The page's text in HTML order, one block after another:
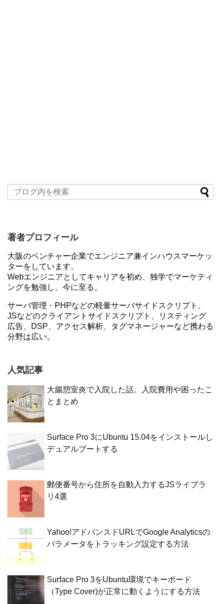
著者プロフィール
大阪のベンチャー企業でエンジニア兼インハウスマーケッ
ターをしています。
Webエンジニアとしてキャリアを初め、独学でマーケティ
ングを勉強し、今に至る。
サーバ管理・PHPなどの軽量サーバサイドスクリプト、
JSなどのクライアントサイドスクリプト、リスティング
広告、DSP、アクセス解析、タグマネージャーなど携わる
分野は広い。
人気記事
大腸憩室炎で入院した話。入院費用や困ったこ
とまとめ
Surface Pro 3にUbuntu 15.04をインストールし
デュアルブートする
郵便番号から住所を自動入力するJSライブラ
リ4選
Yahoo!アドバンスドURLでGoogle Analyticsの
パラメータをトラッキング設定する方法
Surface Pro 3をUbuntu環境でキーボード
（Type Cover)が正常に動くようにする方法